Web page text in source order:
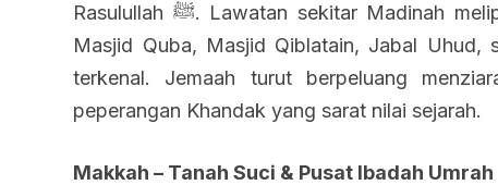
Rasulullah ﷺ. Lawatan sekitar Madinah meliputi Saqifah Bani Saedah,
Masjid Quba, Masjid Qiblatain, Jabal Uhud,
terkenal. Jemaah turut berpeluang
peperangan Khandak yang sarat nilai sejarah.
Makkah – Tanah Suci & Pusat Ibadah Umrah